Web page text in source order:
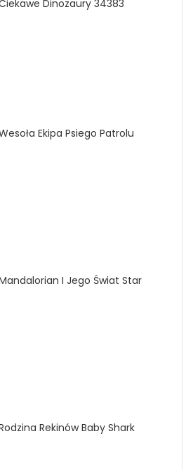
Dinozaury 34383
Ekipa Psiego Patrolu
I Jego Świat Star
Rekinów Baby Shark